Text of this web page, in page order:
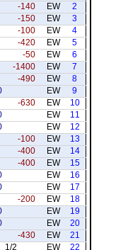
2
EW
-140
3
EW
-150
4
EW
-100
5
EW
-420
6
EW
-50
7
EW
-1400
8
EW
-490
9
EW
10
EW
-630
11
EW
12
EW
13
EW
-100
14
EW
-400
15
EW
-400
16
EW
17
EW
18
EW
-200
19
EW
20
EW
21
EW
-430
22
EW
1/2